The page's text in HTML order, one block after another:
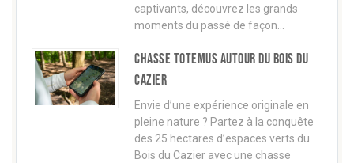
captivants, découvrez les grands
moments du passé de façon…
Chasse TOTEMUS autour du Bois du
Cazier
Envie d’une expérience originale en
pleine nature ? Partez à la conquête
des 25 hectares d’espaces verts du
Bois du Cazier avec une chasse